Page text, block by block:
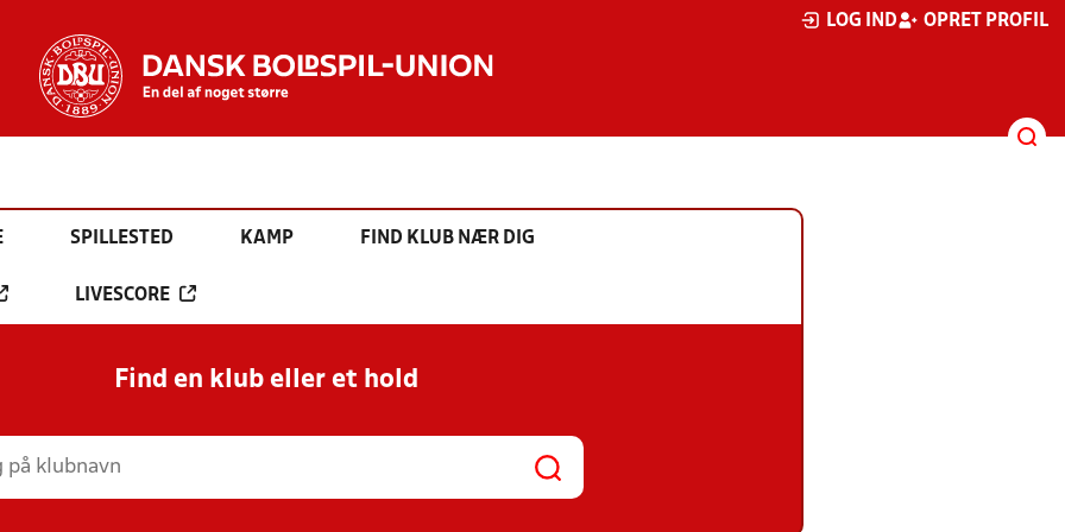
LOG IND OPRET PROFIL
SPILLESTED KAMP FIND KLUB NÆR DIG
LIVESCORE
Find en klub eller et hold